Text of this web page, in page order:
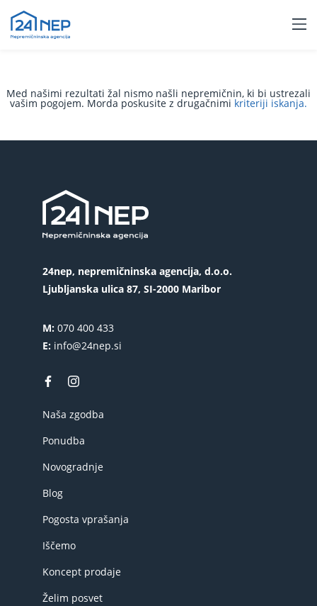
Med našimi rezultati žal nismo našli nepremičnin, ki bi ustrezali
vašim pogojem. Morda poskusite z drugačnimi kriteriji iskanja.
24nep, nepremičninska agencija, d.o.o.
Ljubljanska ulica 87, SI-2000 Maribor
M: 070 400 433
E: info@24nep.si
Naša zgodba
Ponudba
Novogradnje
Blog
Pogosta vprašanja
Iščemo
Koncept prodaje
Želim posvet